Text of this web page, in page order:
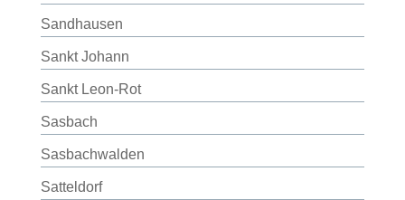
Sandhausen
Sankt Johann
Sankt Leon-Rot
Sasbach
Sasbachwalden
Satteldorf